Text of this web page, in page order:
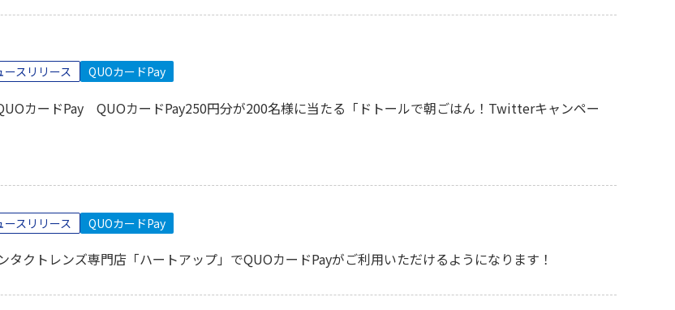
ースリリース QUOカードPay
カードPay QUOカードPay250円分が200名様に当たる「ドトールで朝ごはん！Twitterキャンペー
ースリリース QUOカードPay
タクトレンズ専門店「ハートアップ」でQUOカードPayがご利用いただけるようになります！